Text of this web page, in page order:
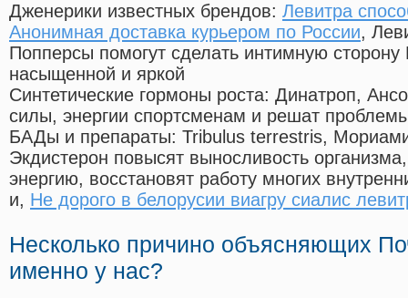
Дженерики известных брендов: Левитра
Анонимная доставка курьером по России,
Попперсы помогут сделать интимную
насыщенной и яркой
Синтетические гормоны роста: Динатроп,
силы, энергии спортсменам и решат
БАДы и препараты: Tribulus terrestris,
Экдистерон повысят выносливость
энергию, восстановят работу многих
и, Не дорого в белорусии виагру сиалис
Несколько причино объясняющих
именно у нас?